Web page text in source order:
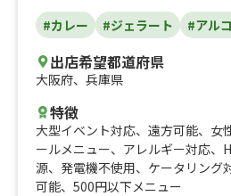
#カレー #ジェラート #アル
出店希望都道府県
大阪府、 兵庫県
特徴
大型イベント対応、 遠方可能、 女
ールメニュー、 アレルギー対応、
源、 発電機不使用、 ケータリング
可能、 500円以下メニュー